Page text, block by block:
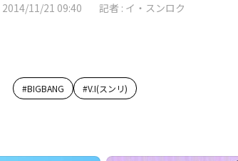
2014/11/21 09:40 記者 : イ・スンロク
#BIGBANG #V.I(スンリ)